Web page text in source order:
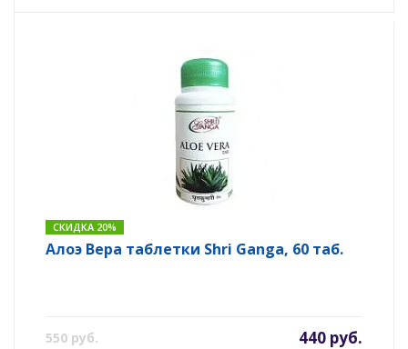
СКИДКА 20%
Алоэ Вера таблетки Shri Ganga, 60 таб.
550 руб. 440 руб.